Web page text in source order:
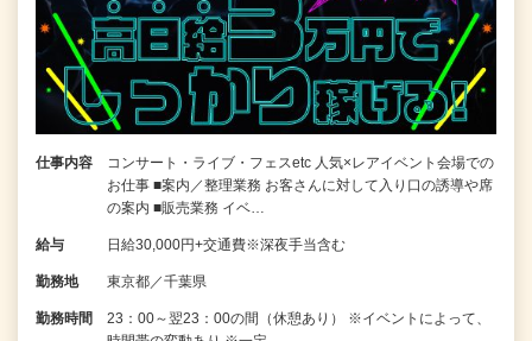
仕事内容
コンサート・ライブ・フェスetc 人気×レアイベント会場での
お仕事 ■案内／整理業務 お客さんに対して入り口の誘導や席
の案内 ■販売業務 イベ…
給与 日給30,000円+交通費※深夜手当含む
勤務地 東京都／千葉県
勤務時間
23：00～翌23：00の間（休憩あり） ※イベントによって、